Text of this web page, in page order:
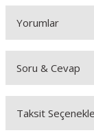
Yorumlar
Soru & Cevap
Ürün
Taksit